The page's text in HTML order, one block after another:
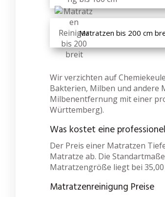
Matratzen bis 200 cm
Wir verzichten auf
Bakterien, Milben und andere
Milbenentfernung mit einer
Württemberg).
Was kostet eine
Der Preis einer Matratzen
Matratze ab. Die
Matratzengröße liegt bei 35,00
Matratzenreinigung Preise